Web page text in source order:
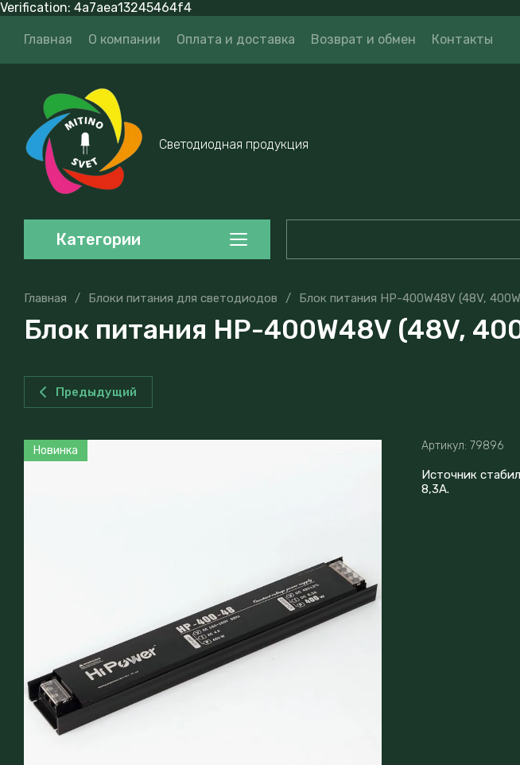
Verification: 4a7aea13245464f4
Главная О компании Оплата и доставка Возврат и обмен Контакты
Светодиодная продукция
Категории
Главная / Блоки питания для светодиодов / Блок питания HP-400W48V (48V,
Блок питания HP-400W48V (48V,
Предыдущий
Новинка Артикул: 79896
Источник
8,3A.